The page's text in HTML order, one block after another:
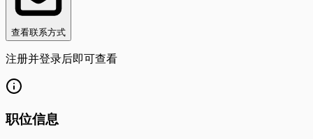
查看联系方式
注册并登录后即可查看
职位信息